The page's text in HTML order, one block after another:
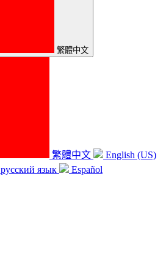
繁體中文
繁體中文
English (US)
русский язык
Español